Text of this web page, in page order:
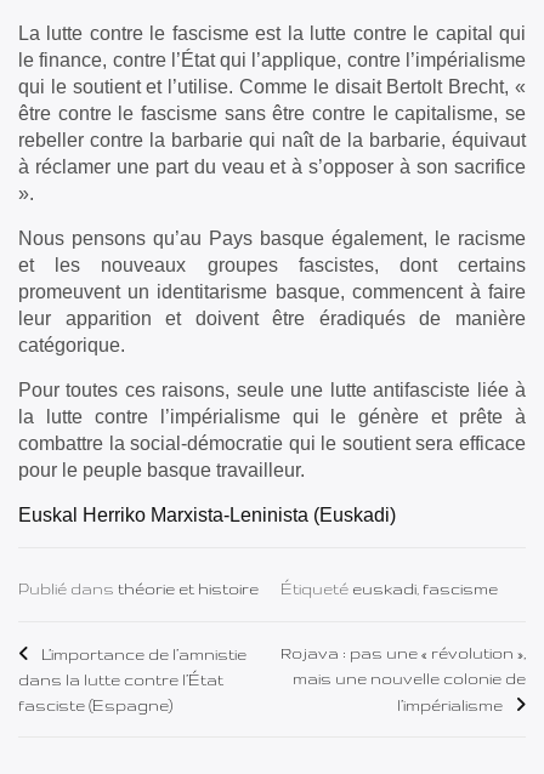
La lutte contre le fascisme est la lutte contre le capital qui
le finance, contre l’État qui l’applique, contre l’impérialisme
qui le soutient et l’utilise. Comme le disait Bertolt Brecht, «
être contre le fascisme sans être contre le capitalisme, se
rebeller contre la barbarie qui naît de la barbarie, équivaut
à réclamer une part du veau et à s’opposer à son sacrifice
».
Nous pensons qu’au Pays basque également, le racisme
et les nouveaux groupes fascistes, dont certains
promeuvent un identitarisme basque, commencent à faire
leur apparition et doivent être éradiqués de manière
catégorique.
Pour toutes ces raisons, seule une lutte antifasciste liée à
la lutte contre l’impérialisme qui le génère et prête à
combattre la social-démocratie qui le soutient sera efficace
pour le peuple basque travailleur.
Euskal Herriko Marxista-Leninista (Euskadi)
Publié dans théorie et histoire Étiqueté euskadi fascisme
Navigation
de
L’importance de l’amnistie
dans la lutte contre l’État
fasciste (Espagne)
Rojava : pas une « révolution »,
mais une nouvelle colonie de
l’impérialisme